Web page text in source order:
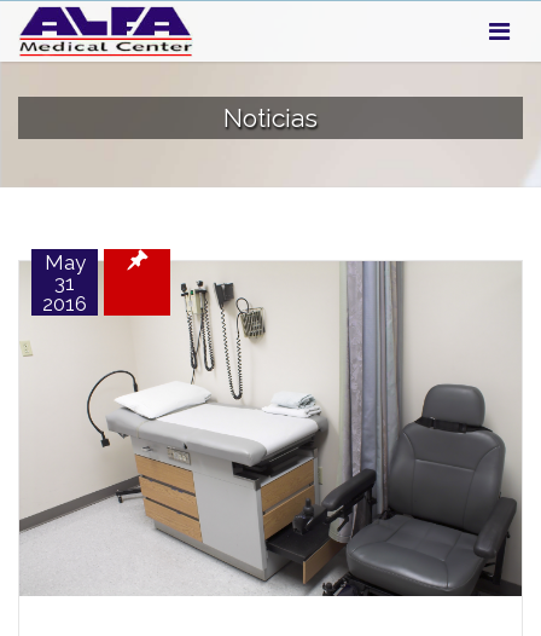
Noticias
May
31
2016